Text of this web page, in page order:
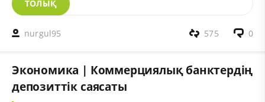
ТОЛЫҚ
nurgul95 0
575
Экономика | Коммерциялық банктердің
депозиттік саясаты